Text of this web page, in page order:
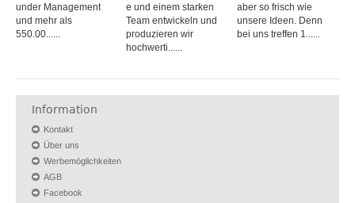
under Management
und mehr als
550.00......
e und einem starken
Team entwickeln und
produzieren wir
hochwerti......
aber so frisch wie
unsere Ideen. Denn
bei uns treffen 1......
Information
Kontakt
Über uns
Werbemöglichkeiten
AGB
Facebook